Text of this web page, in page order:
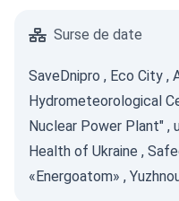
Surse de date
SaveDnipro , Eco City ,
Hydrometeorological
Nuclear Power Plant" ,
Health of Ukraine ,
«Energoatom» ,